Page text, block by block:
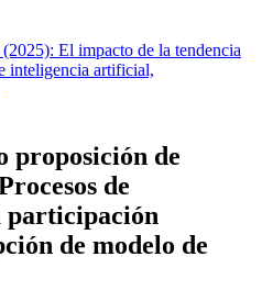
El impacto de la tendencia
inteligencia artificial,
proposición de
de
participación
de modelo de